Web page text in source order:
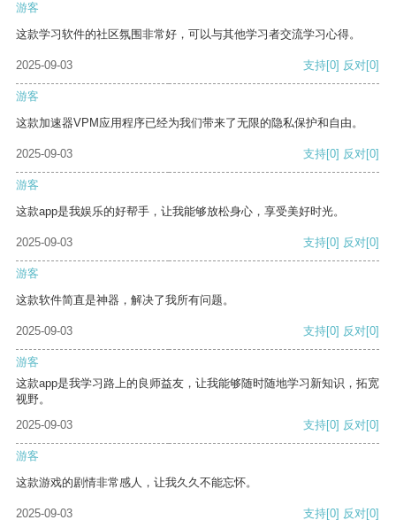
游客
这款学习软件的社区氛围非常好，可以与其他学习者交流学习心得。
2025-09-03 支持[0] 反对[0]
游客
这款加速器VPM应用程序已经为我们带来了无限的隐私保护和自由。
2025-09-03 支持[0] 反对[0]
游客
这款app是我娱乐的好帮手，让我能够放松身心，享受美好时光。
2025-09-03 支持[0] 反对[0]
游客
这款软件简直是神器，解决了我所有问题。
2025-09-03 支持[0] 反对[0]
游客
这款app是我学习路上的良师益友，让我能够随时随地学习新知识，拓宽
视野。
2025-09-03
支持[0] 反对[0]
游客
这款游戏的剧情非常感人，让我久久不能忘怀。
2025-09-03 支持[0] 反对[0]